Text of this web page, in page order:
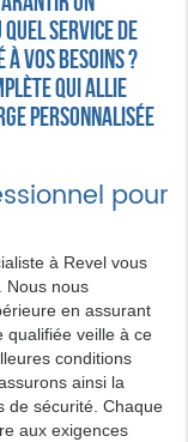
service de
vos besoins ?
qui allie
personnalisée
pour
à Revel vous
. Nous nous
en assurant
qualifiée veille à ce
conditions
ainsi la
de sécurité. Chaque
aux exigences